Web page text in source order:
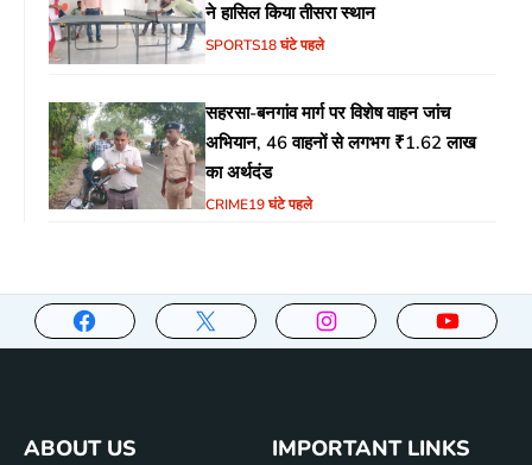
ने हासिल किया तीसरा स्थान
SPORTS18 घंटे पहले
सहरसा-बनगांव मार्ग पर विशेष वाहन जांच
अभियान, 46 वाहनों से लगभग ₹1.62 लाख
का अर्थदंड
CRIME19 घंटे पहले
ABOUT US
IMPORTANT LINKS